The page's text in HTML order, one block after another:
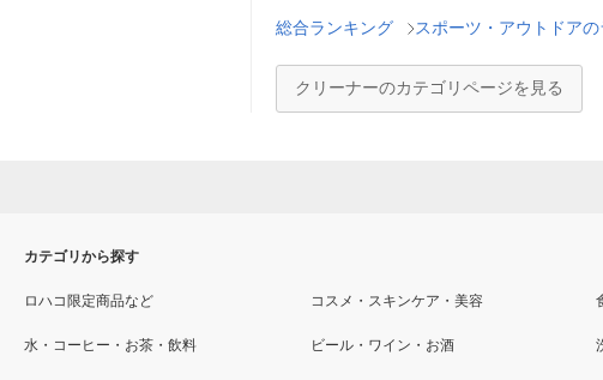
総合ランキング スポーツ・アウトドア
クリーナーのカテゴリページを見る
カテゴリから探す
ロハコ限定商品など コスメ・スキンケア・美容
水・コーヒー・お茶・飲料 ビール・ワイン・お酒